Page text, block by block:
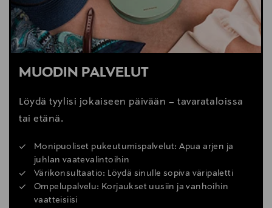
MUODIN PALVELUT
Löydä tyylisi jokaiseen päivään – tavarataloissa
tai etänä.
Monipuoliset pukeutumispalvelut: Apua arjen ja
juhlan vaatevalintoihin
Värikonsultaatio: Löydä sinulle sopiva väripaletti
Ompelupalvelu: Korjaukset uusiin ja vanhoihin
vaatteisiisi